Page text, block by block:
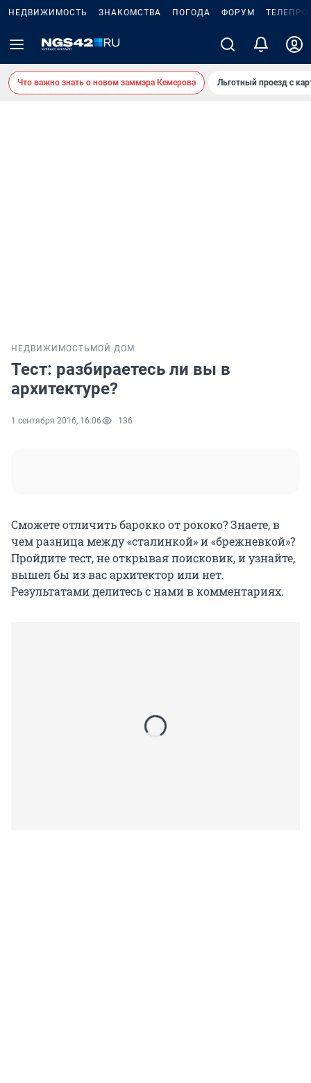
НЕДВИЖИМОСТЬ ЗНАКОМСТВА ПОГОДА ФОРУМ
Что важно знать о новом заммэра Кемерова Льготный проезд с
НЕДВИЖИМОСТЬ МОЙ ДОМ
Тест: разбираетесь ли вы в
архитектуре?
1 сентября 2016, 16:06 136
Сможете отличить барокко от рококо? Знаете, в
чем разница между «сталинкой» и «брежневкой»?
Пройдите тест, не открывая поисковик, и узнайте,
вышел бы из вас архитектор или нет.
Результатами делитесь с нами в комментариях.